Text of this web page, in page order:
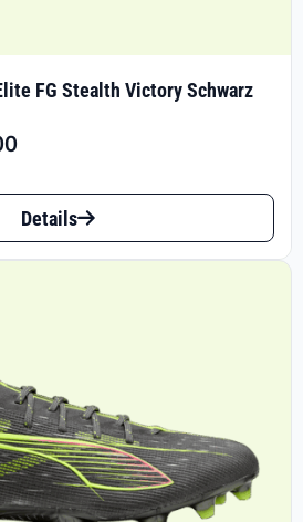
FG Stealth Victory Schwarz
Details